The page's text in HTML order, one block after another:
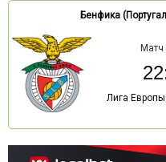
Бенфика
Матч
Лига